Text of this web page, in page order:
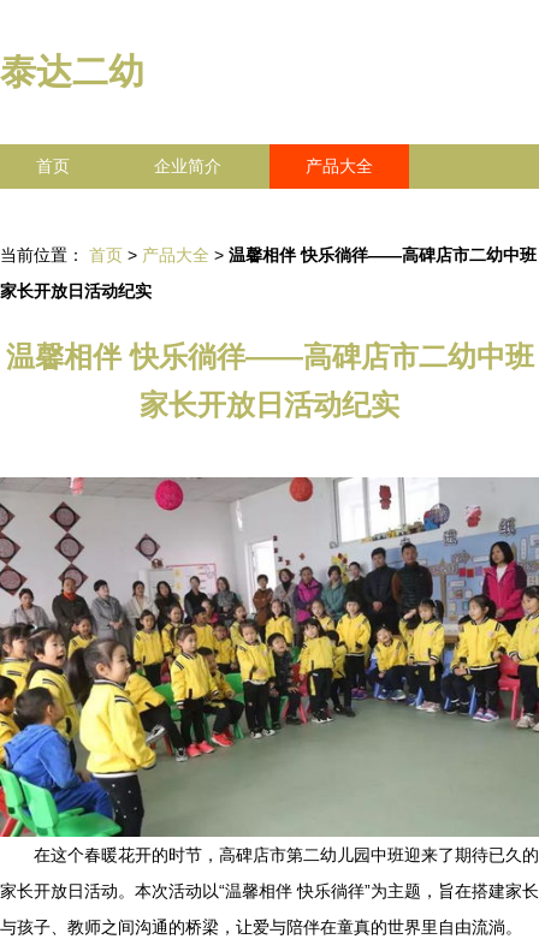
泰达二幼
首页 企业简介 产品大全
当前位置： 首页 > 产品大全 > 温馨相伴 快乐徜徉——高碑店市二幼中班
家长开放日活动纪实
温馨相伴 快乐徜徉——高碑店市二幼中班
家长开放日活动纪实
在这个春暖花开的时节，高碑店市第二幼儿园中班迎来了期待已久的
家长开放日活动。本次活动以“温馨相伴 快乐徜徉”为主题，旨在搭建家长
与孩子、教师之间沟通的桥梁，让爱与陪伴在童真的世界里自由流淌。